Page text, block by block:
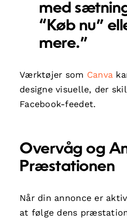
med
“Køb nu”
mere.”
Værktøjer som Canva
designe visuelle, der
Facebook-feedet.
Overvåg og
Præstationen
Når din annonce er
at følge dens